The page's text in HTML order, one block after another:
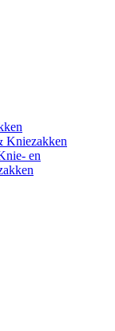
Kniezakken
en